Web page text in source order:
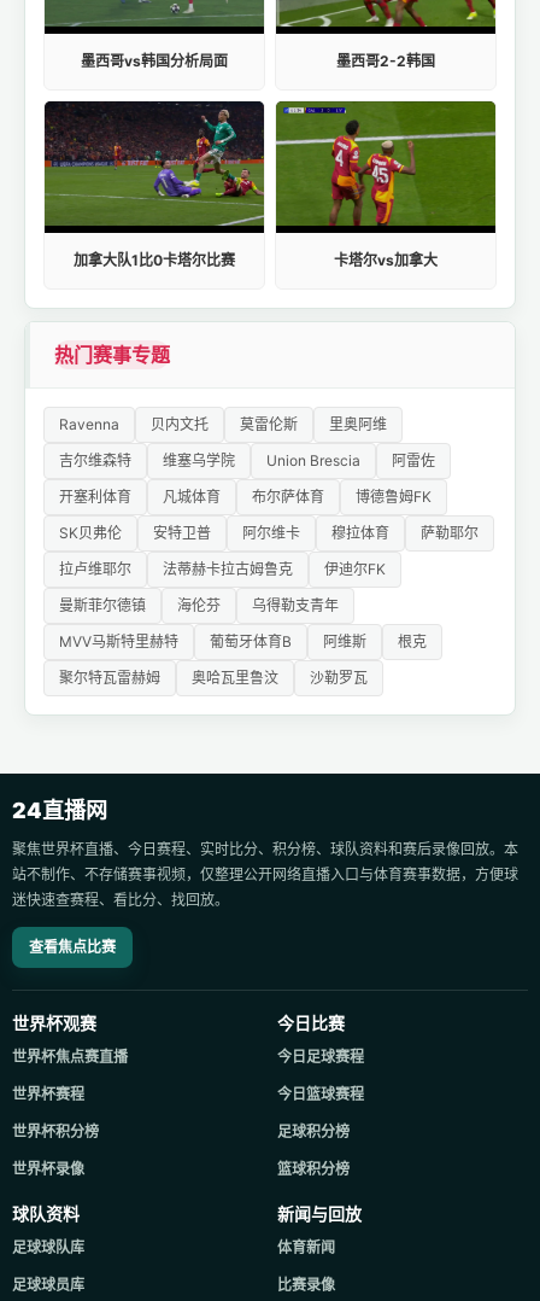
墨西哥vs韩国分析局面 墨西哥2-2韩国
加拿大队1比0卡塔尔比赛 卡塔尔vs加拿大
热门赛事专题
Ravenna 贝内文托 莫雷伦斯
里奥阿维
吉尔维森特
维塞乌学院 Union Brescia
阿雷佐
开塞利体育
凡城体育 布尔萨体育
博德鲁姆FK
SK贝弗伦
安特卫普 阿尔维卡 穆拉体育
萨勒耶尔
拉卢维耶尔
法蒂赫卡拉古姆鲁克
伊迪尔FK
曼斯菲尔德镇
海伦芬
乌得勒支青年
MVV马斯特里赫特
葡萄牙体育B 阿维斯
根克
聚尔特瓦雷赫姆
奥哈瓦里鲁汶 沙勒罗瓦
24直播网
聚焦世界杯直播、今日赛程、实时比分、积分榜、球队资料和赛后录像回放。本
站不制作、不存储赛事视频，仅整理公开网络直播入口与体育赛事数据，方便球
迷快速查赛程、看比分、找回放。
查看焦点比赛
世界杯观赛
世界杯焦点赛直播
世界杯赛程
世界杯积分榜
世界杯录像
今日比赛
今日足球赛程
今日篮球赛程
足球积分榜
篮球积分榜
球队资料
足球球队库
足球球员库
新闻与回放
体育新闻
比赛录像